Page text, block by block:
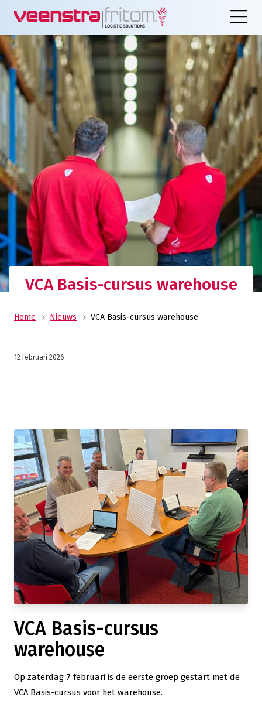
VCA Basis-cursus warehouse
Home Nieuws VCA Basis-cursus warehouse
12 februari 2026
VCA Basis-cursus
warehouse
Op zaterdag 7 februari is de eerste groep gestart met de
VCA Basis-cursus voor het warehouse.